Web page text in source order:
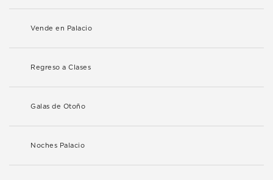
Vende en Palacio
Regreso a Clases
Galas de Otoño
Noches Palacio